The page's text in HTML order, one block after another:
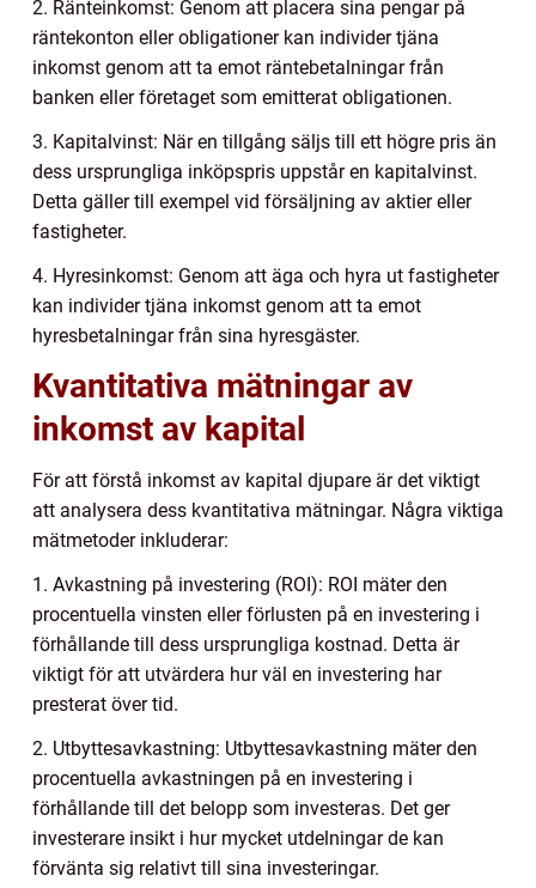
2. Ränteinkomst: Genom att placera sina pengar på
räntekonton eller obligationer kan individer tjäna
inkomst genom att ta emot räntebetalningar från
banken eller företaget som emitterat obligationen.
3. Kapitalvinst: När en tillgång säljs till ett högre pris än
dess ursprungliga inköpspris uppstår en kapitalvinst.
Detta gäller till exempel vid försäljning av aktier eller
fastigheter.
4. Hyresinkomst: Genom att äga och hyra ut fastigheter
kan individer tjäna inkomst genom att ta emot
hyresbetalningar från sina hyresgäster.
Kvantitativa mätningar av
inkomst av kapital
För att förstå inkomst av kapital djupare är det viktigt
att analysera dess kvantitativa mätningar. Några viktiga
mätmetoder inkluderar:
1. Avkastning på investering (ROI): ROI mäter den
procentuella vinsten eller förlusten på en investering i
förhållande till dess ursprungliga kostnad. Detta är
viktigt för att utvärdera hur väl en investering har
presterat över tid.
2. Utbyttesavkastning: Utbyttesavkastning mäter den
procentuella avkastningen på en investering i
förhållande till det belopp som investeras. Det ger
investerare insikt i hur mycket utdelningar de kan
förvänta sig relativt till sina investeringar.